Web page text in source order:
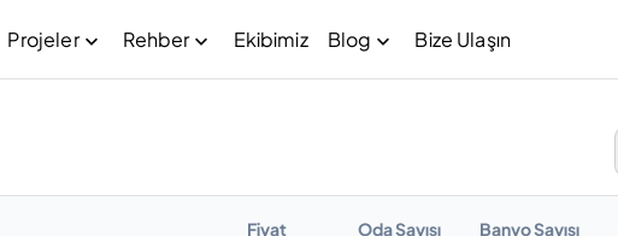
Projeler Rehber Ekibimiz Blog Bize Ulaşın
Fiyat Oda Sayısı Banyo Sayısı